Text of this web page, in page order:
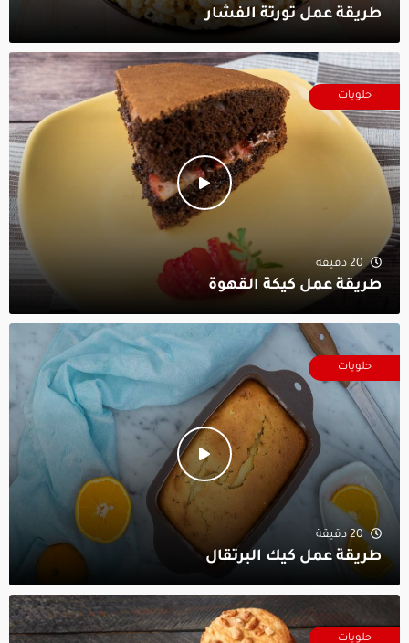
طريقة عمل تورتة الفشار
حلويات
20 دقيقة
طريقة عمل كيكة القهوة
حلويات
20 دقيقة
طريقة عمل كيك البرتقال
حلويات